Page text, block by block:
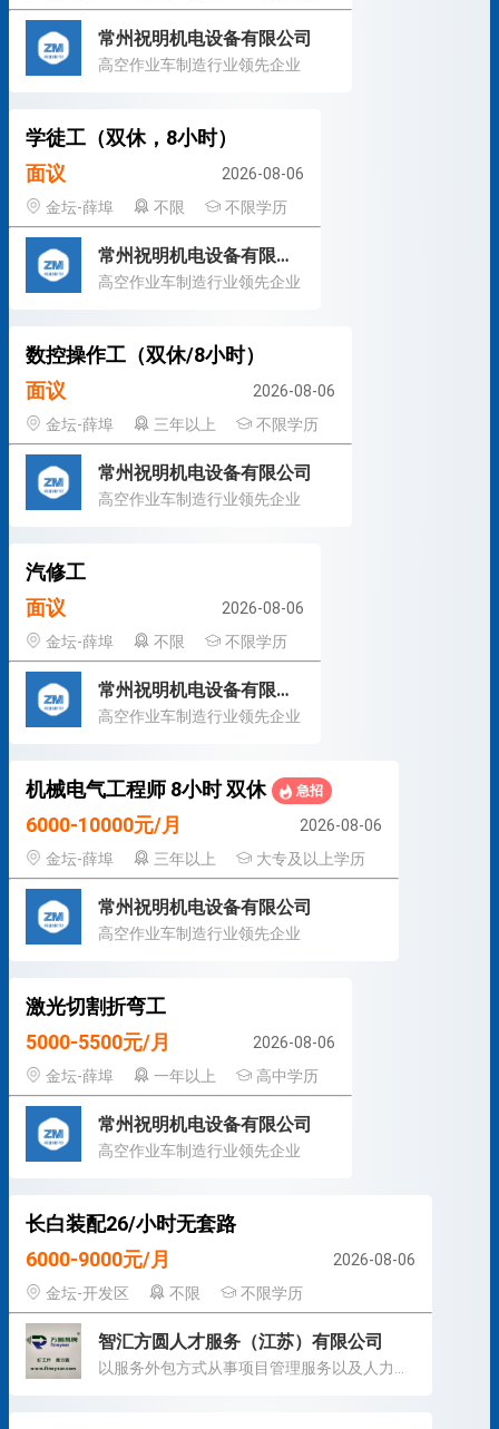
常州祝明机电设备有限公司
高空作业车制造行业领先企业
学徒工（双休，8小时）
面议
2026-08-06
金坛-薛埠
不限 不限学历
常州祝明机电设备有限公司
高空作业车制造行业领先企业
数控操作工（双休/8小时）
面议
2026-08-06
金坛-薛埠
三年以上 不限学历
常州祝明机电设备有限公司
高空作业车制造行业领先企业
汽修工
面议
2026-08-06
金坛-薛埠
不限 不限学历
常州祝明机电设备有限公司
高空作业车制造行业领先企业
机械电气工程师 8小时 双休 急招
6000-10000元/月
2026-08-06
金坛-薛埠
三年以上 大专及以上学历
常州祝明机电设备有限公司
高空作业车制造行业领先企业
激光切割折弯工
5000-5500元/月
2026-08-06
金坛-薛埠
一年以上 高中学历
常州祝明机电设备有限公司
高空作业车制造行业领先企业
长白装配26/小时无套路
6000-9000元/月
2026-08-06
金坛-开发区
不限 不限学历
智汇方圆人才服务（江苏）有限公司